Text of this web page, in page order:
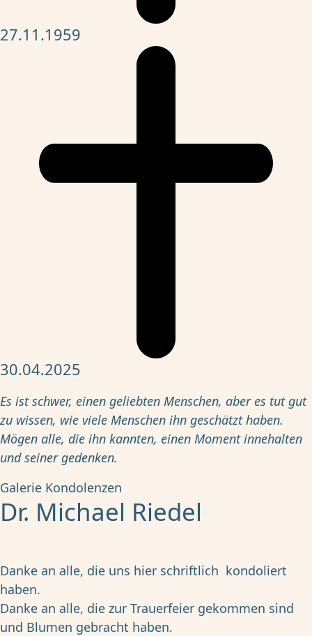
27.11.1959
30.04.2025
Es ist schwer, einen geliebten Menschen, aber es tut gut
zu wissen, wie viele Menschen ihn geschätzt haben.
Mögen alle, die ihn kannten, einen Moment innehalten
und seiner gedenken.
Galerie Kondolenzen
Dr. Michael Riedel
Danke an alle, die uns hier schriftlich kondoliert
haben.
Danke an alle, die zur Trauerfeier gekommen sind
und Blumen gebracht haben.